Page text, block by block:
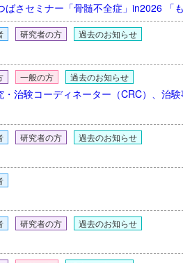
ばさセミナー「骨髄不全症」in2026 「
研究者の方 過去のお知らせ
一般の方 過去のお知らせ
治験コーディネーター（CRC）、治
研究者の方 過去のお知らせ
研究者の方 過去のお知らせ